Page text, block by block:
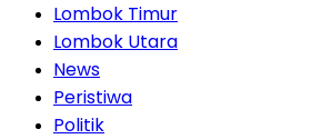
Lombok Timur
Lombok Utara
News
Peristiwa
Politik